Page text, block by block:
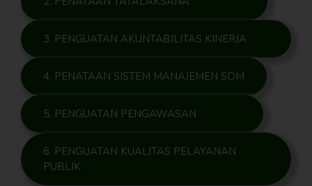
3. PENGUATAN AKUNTABILITAS KINERJA
4. PENATAAN SISTEM MANAJEMEN SDM
5. PENGUATAN PENGAWASAN
6. PENGUATAN KUALITAS PELAYANAN
PUBLIK